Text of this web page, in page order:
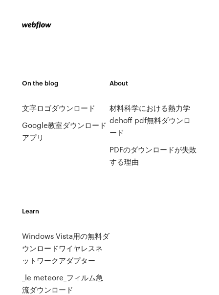
On the blog
文字ロゴダウンロード
Google教室ダウンロード
アプリ
About
材料科学における熱力学
dehoff pdf無料ダウンロ
ード
PDFのダウンロードが失敗
する理由
Learn
Windows Vista用の無料ダ
ウンロードワイヤレスネ
ットワークアダプター
_le meteore_フィルム急
流ダウンロード